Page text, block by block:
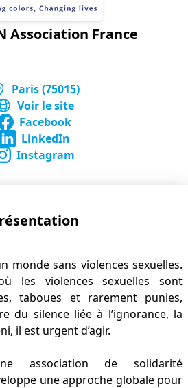
Association France
Paris (75015)
Voir le site
Facebook
LinkedIn
Instagram
monde sans violences sexuelles.
les violences sexuelles sont
taboues et rarement punies,
du silence liée à l’ignorance, la
il est urgent d’agir.
association de solidarité
une approche globale pour